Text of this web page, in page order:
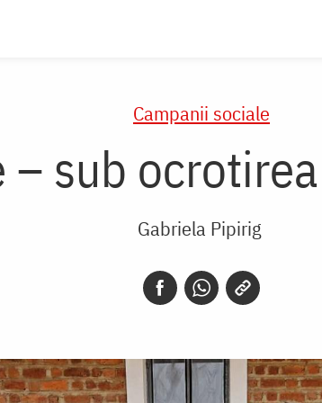
Campanii sociale
– sub
Gabriela Pipirig